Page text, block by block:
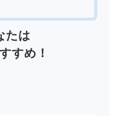
たは
すめ！